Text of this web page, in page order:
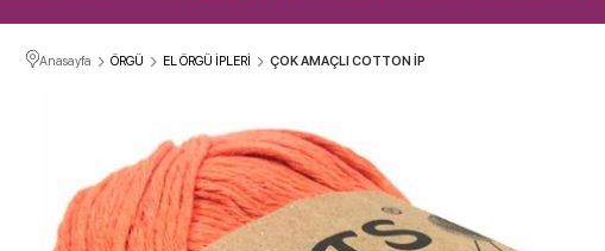
Anasayfa ÖRGÜ EL ÖRGÜ İPLERİ ÇOK AMAÇLI COTTON İP